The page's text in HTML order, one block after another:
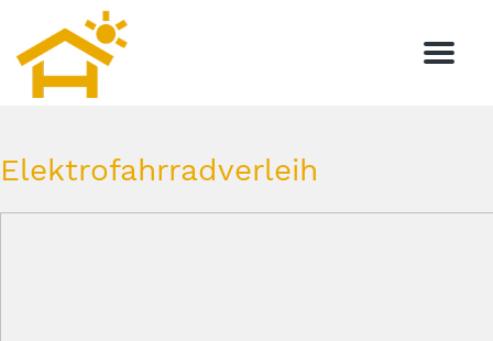
Menu
Elektrofahrradverleih